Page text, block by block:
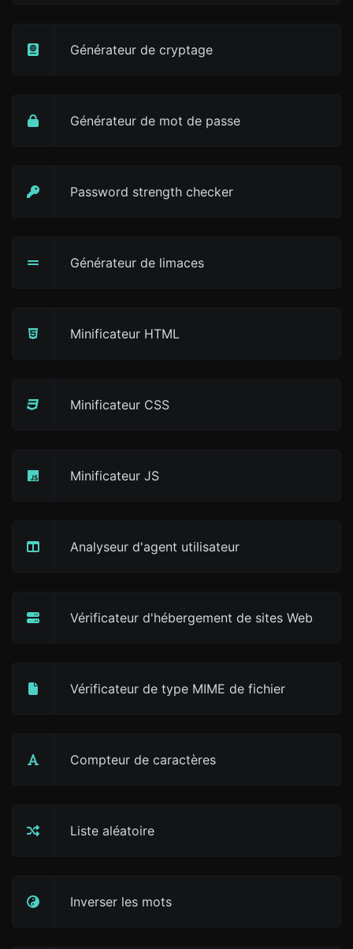
Générateur de cryptage
Générateur de mot de passe
Password strength checker
Générateur de limaces
Minificateur HTML
Minificateur CSS
Minificateur JS
Analyseur d'agent utilisateur
Vérificateur d'hébergement de sites Web
Vérificateur de type MIME de fichier
Compteur de caractères
Liste aléatoire
Inverser les mots